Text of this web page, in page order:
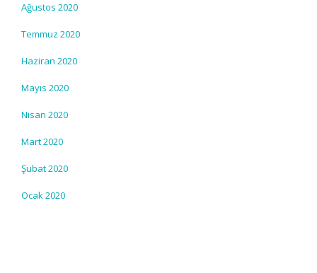
Ağustos 2020
Temmuz 2020
Haziran 2020
Mayıs 2020
Nisan 2020
Mart 2020
Şubat 2020
Ocak 2020